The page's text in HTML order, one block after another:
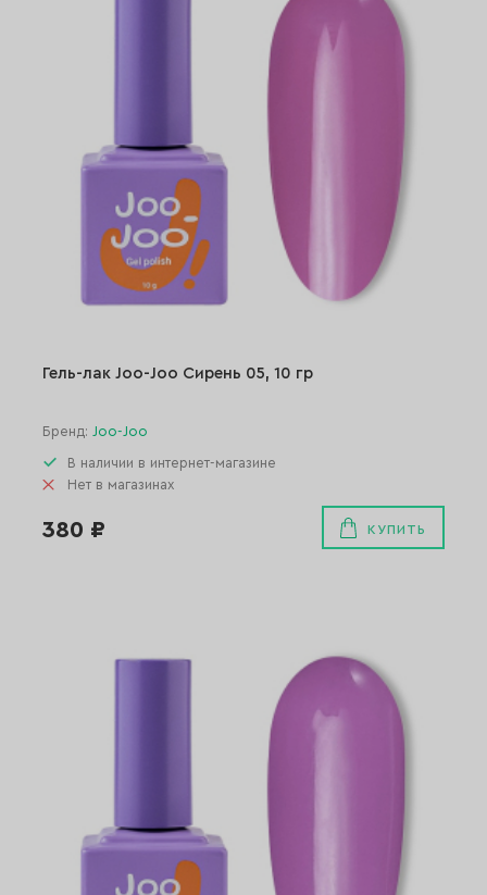
Гель-лак Joo-Joo Сирень 05, 10 гр
Бренд: Joo-Joo
В наличии в интернет-магазине
Нет в магазинах
380 ₽ КУПИТЬ